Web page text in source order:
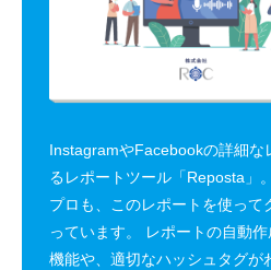
InstagramやFacebookの詳細な
るレポートツール「Reposta」
プロも、このレポートを使って
っています。 レポートの自動
機能や、適切なハッシュタグが